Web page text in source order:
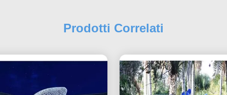
Prodotti Correlati